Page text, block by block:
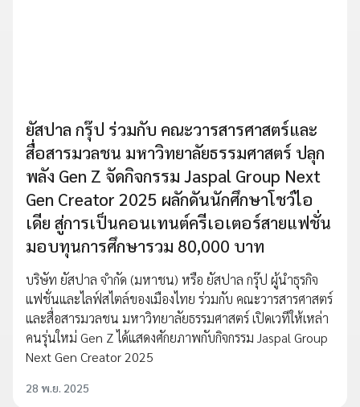
ยัสปาล กรุ๊ป ร่วมกับ คณะวารสารศาสตร์และ
สื่อสารมวลชน มหาวิทยาลัยธรรมศาสตร์ ปลุก
พลัง Gen Z จัดกิจกรรม Jaspal Group Next
Gen Creator 2025 ผลักดันนักศึกษาโชว์ไอ
เดีย สู่การเป็นคอนเทนต์ครีเอเตอร์สายแฟชั่น
มอบทุนการศึกษารวม 80,000 บาท
บริษัท ยัสปาล จำกัด (มหาชน) หรือ ยัสปาล กรุ๊ป ผู้นำธุรกิจ
แฟชั่นและไลฟ์สไตล์ของเมืองไทย ร่วมกับ คณะวารสารศาสตร์
และสื่อสารมวลชน มหาวิทยาลัยธรรมศาสตร์ เปิดเวทีให้เหล่า
คนรุ่นใหม่ Gen Z ได้แสดงศักยภาพกับกิจกรรม Jaspal Group
Next Gen Creator 2025
28 พ.ย. 2025